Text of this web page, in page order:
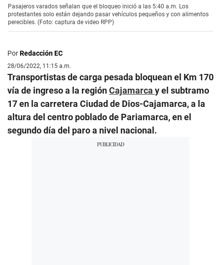
Pasajeros varados señalan que el bloqueo inició a las 5:40 a.m. Los
protestantes solo están dejando pasar vehículos pequeños y con alimentos
perecibles. (Foto: captura de video RPP)
PorRedacción EC
28/06/2022, 11:15 a.m.
Transportistas de carga pesada bloquean el Km 170
vía de ingreso a la regiónCajamarca y el subtramo
17 en la carretera Ciudad de Dios-Cajamarca, a la
altura del centro poblado de Pariamarca, en el
segundo día del paro a nivel nacional.